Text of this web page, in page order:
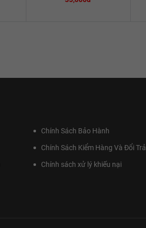
Chính Sách Bảo Hành
Chính Sách Kiểm Hàng Và Đổi Trả
Chính sách xử lý khiếu nại